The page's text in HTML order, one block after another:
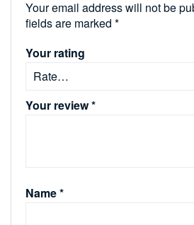
Your email address will not be
fields are marked *
Your rating
Your review*
Name*